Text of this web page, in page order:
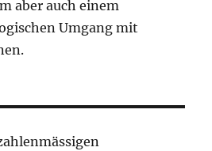
aber auch einem
Umgang mit